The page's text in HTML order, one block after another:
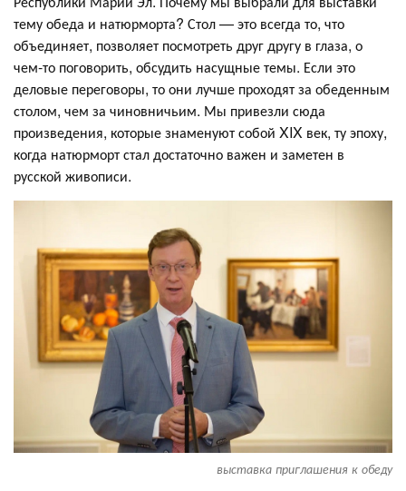
тему обеда и натюрморта? Стол — это всегда то, что
объединяет, позволяет посмотреть друг другу в глаза, о
чем-то поговорить, обсудить насущные темы. Если это
деловые переговоры, то они лучше проходят за обеденным
столом, чем за чиновничьим. Мы привезли сюда
произведения, которые знаменуют собой XIX век, ту эпоху,
когда натюрморт стал достаточно важен и заметен в
русской живописи.
выставка приглашения к обеду